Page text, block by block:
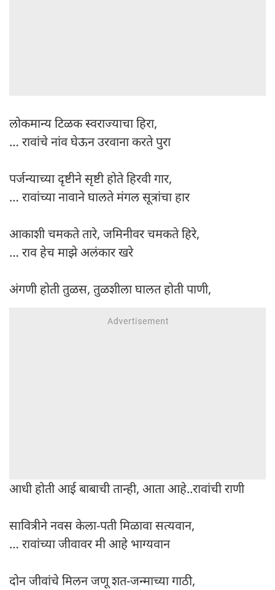
लोकमान्य टिळक स्वराज्याचा हिरा,
… रावांचे नांव घेऊन उरवाना करते पुरा
पर्जन्याच्या दृष्टीने सृष्टी होते हिरवी गार,
… रावांच्या नावाने घालते मंगल सूत्रांचा हार
आकाशी चमकते तारे, जमिनीवर चमकते हिरे,
… राव हेच माझे अलंकार खरे
अंगणी होती तुळस, तुळशीला घालत होती पाणी,
आधी होती आई बाबाची तान्ही, आता आहे..रावांची राणी
सावित्रीने नवस केला-पती मिळावा सत्यवान,
… रावांच्या जीवावर मी आहे भाग्यवान
दोन जीवांचे मिलन जणू शत-जन्माच्या गाठी,